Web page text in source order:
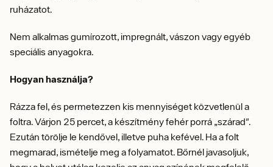
ruházatot.
Nem alkalmas gumírozott, impregnált, vászon vagy egyéb
speciális anyagokra.
Hogyan használja?
Rázza fel, és permetezzen kis mennyiséget közvetlenül a
foltra. Várjon 25 percet, a készítmény fehér porrá „szárad".
Ezután törölje le kendővel, illetve puha kefével. Ha a folt
megmarad, ismételje meg a folyamatot. Bőrnél javasoljuk,